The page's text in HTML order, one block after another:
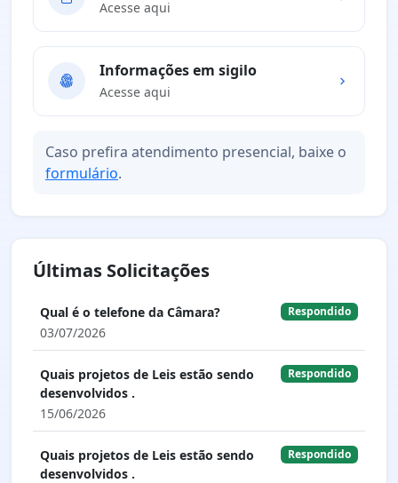
Acesse aqui
Informações em sigilo
Acesse aqui
Caso prefira atendimento presencial, baixe o
formulário.
Últimas Solicitações
Qual é o telefone da Câmara?
03/07/2026
Respondido
Quais projetos de Leis estão sendo
desenvolvidos .
15/06/2026
Respondido
Quais projetos de Leis estão sendo
desenvolvidos .
Respondido